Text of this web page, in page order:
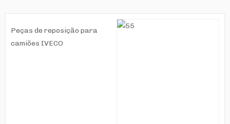
Peças de reposição para
camiões IVECO